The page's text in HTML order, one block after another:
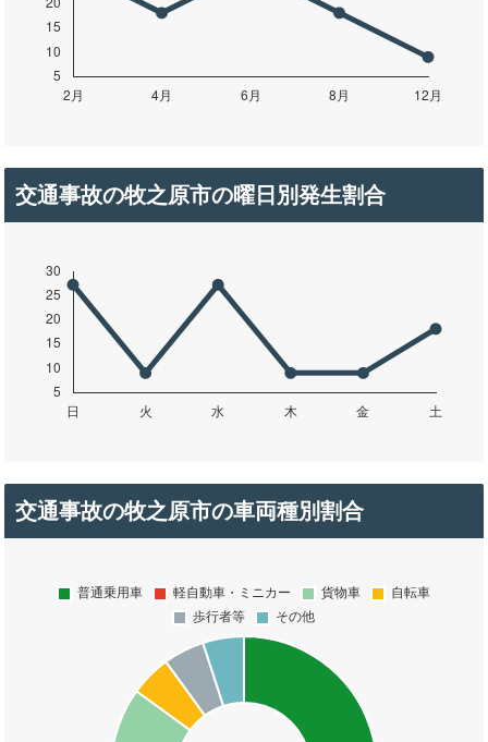
交通事故の牧之原市の曜日別発生割合
交通事故の牧之原市の車両種別割合